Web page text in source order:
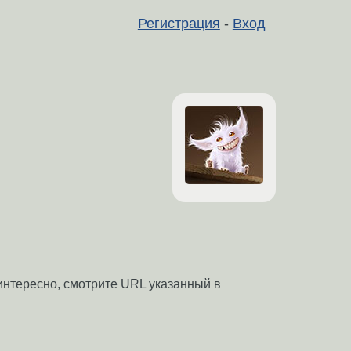
Регистрация - Вход
смотрите URL указанный в